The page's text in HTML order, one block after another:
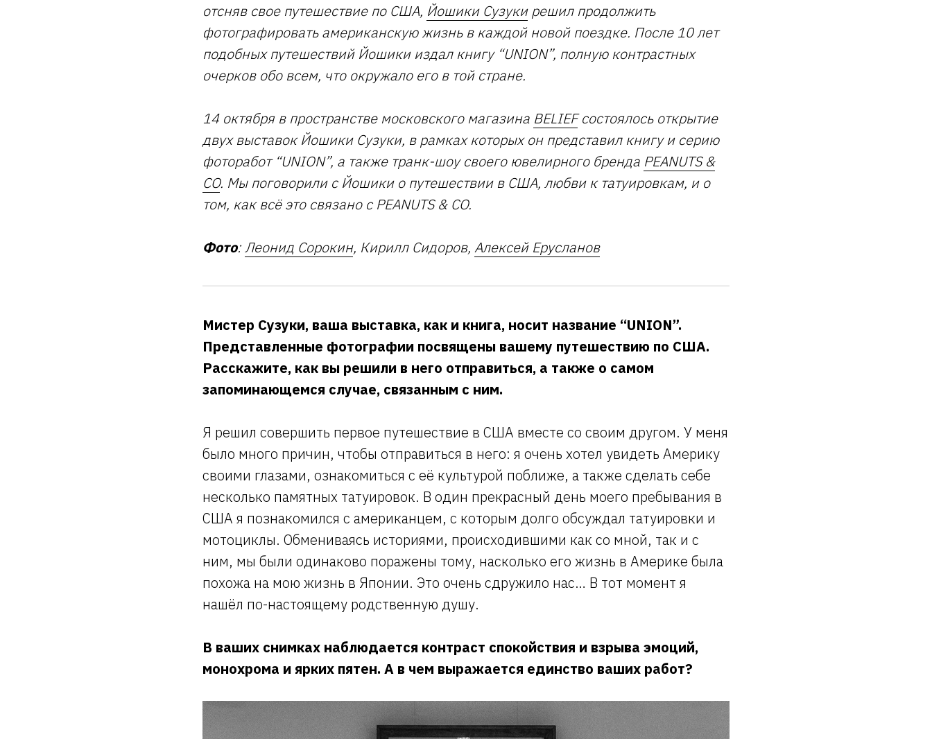
отсняв свое путешествие по США, Йошики Сузуки решил продолжить
фотографировать американскую жизнь в каждой новой поездке. После 10 лет
подобных путешествий Йошики издал книгу “UNION”, полную контрастных
очерков обо всем, что окружало его в той стране.
14 октября в пространстве московского магазина BELIEF состоялось открытие
двух выставок Йошики Сузуки, в рамках которых он представил книгу и серию
фоторабот “UNION”, а также транк-шоу своего ювелирного бренда PEANUTS &
CO. Мы поговорили с Йошики о путешествии в США, любви к татуировкам, и о
том, как всё это связано с PEANUTS & CO.
Фото:Леонид Сорокин, Кирилл Сидоров, Алексей Ерусланов
Мистер Сузуки, ваша выставка, как и книга, носит название “UNION”.
Представленные фотографии посвящены вашему путешествию по США.
Расскажите, как вы решили в него отправиться, а также о самом
запоминающемся случае, связанным с ним.
Я решил совершить первое путешествие в США вместе со своим другом. У меня
было много причин, чтобы отправиться в него: я очень хотел увидеть Америку
своими глазами, ознакомиться с её культурой поближе, а также сделать себе
несколько памятных татуировок. В один прекрасный день моего пребывания в
США я познакомился с американцем, с которым долго обсуждал татуировки и
мотоциклы. Обмениваясь историями, происходившими как со мной, так и с
ним, мы были одинаково поражены тому, насколько его жизнь в Америке была
похожа на мою жизнь в Японии. Это очень сдружило нас… В тот момент я
нашёл по-настоящему родственную душу.
В ваших снимках наблюдается контраст спокойствия и взрыва эмоций,
монохрома и ярких пятен. А в чем выражается единство ваших работ?